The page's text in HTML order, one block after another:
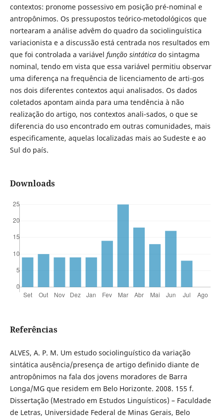
contextos: pronome possessivo em posição pré-nominal e
antropônimos. Os pressupostos teórico-metodológicos que
nortearam a análise advêm do quadro da sociolinguística
variacionista e a discussão está centrada nos resultados em
que foi controlada a variável função sintáticado sintagma
nominal, tendo em vista que essa variável permitiu observar
uma diferença na frequência de licenciamento de arti-gos
nos dois diferentes contextos aqui analisados. Os dados
coletados apontam ainda para uma tendência à não
realização do artigo, nos contextos anali-sados, o que se
diferencia do uso encontrado em outras comunidades, mais
especificamente, aquelas localizadas mais ao Sudeste e ao
Sul do país.
Downloads
Referências
ALVES, A. P. M. Um estudo sociolinguístico da variação
sintática ausência/presença de artigo definido diante de
antropônimos na fala dos jovens moradores de Barra
Longa/MG que residem em Belo Horizonte. 2008. 155 f.
Dissertação (Mestrado em Estudos Linguísticos) – Faculdade
de Letras, Universidade Federal de Minas Gerais, Belo